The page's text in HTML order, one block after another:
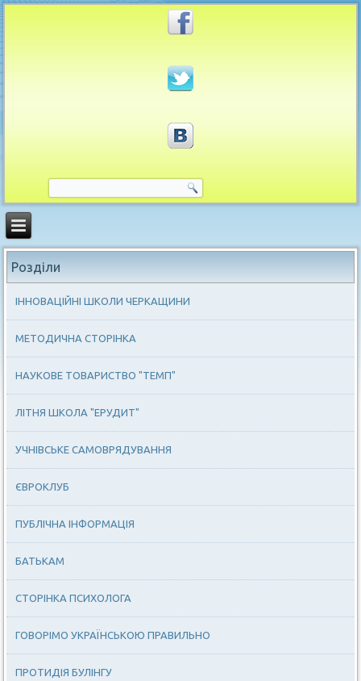
Розділи
ІННОВАЦІЙНІ ШКОЛИ ЧЕРКАЩИНИ
МЕТОДИЧНА СТОРІНКА
НАУКОВЕ ТОВАРИСТВО "ТЕМП"
ЛІТНЯ ШКОЛА "ЕРУДИТ"
УЧНІВСЬКЕ САМОВРЯДУВАННЯ
ЄВРОКЛУБ
ПУБЛІЧНА ІНФОРМАЦІЯ
БАТЬКАМ
СТОРІНКА ПСИХОЛОГА
ГОВОРІМО УКРАЇНСЬКОЮ ПРАВИЛЬНО
ПРОТИДІЯ БУЛІНГУ